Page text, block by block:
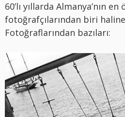
60’lı yıllarda Almanya’nın
fotoğrafçılarından biri
Fotoğraflarından bazıları: